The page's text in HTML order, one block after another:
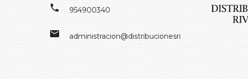
954900340
administracion@distribucionesrivero.es